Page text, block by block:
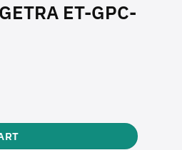
ET-GPC-